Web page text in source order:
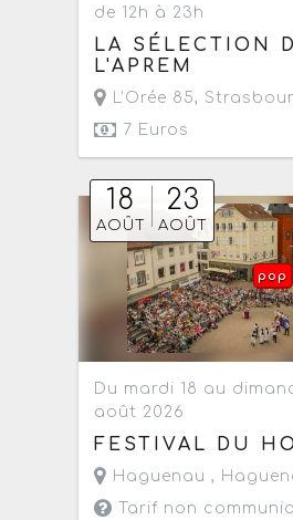
de 12h à 23h
LA SÉLECTION
L'APREM
L'Orée 85,
7 Euros
18
AOÛT
23
AOÛT
pop
Du mardi 18 au
août 2026
FESTIVAL DU
Haguenau ,
Tarif non